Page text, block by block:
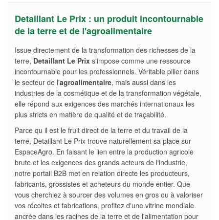
Detaillant Le Prix : un produit incontournable
de la terre et de l'agroalimentaire
Issue directement de la transformation des richesses de la
terre, Detaillant Le Prix s'impose comme une ressource
incontournable pour les professionnels. Véritable pilier dans
le secteur de l'agroalimentaire, mais aussi dans les
industries de la cosmétique et de la transformation végétale,
elle répond aux exigences des marchés internationaux les
plus stricts en matière de qualité et de traçabilité.
Parce qu il est le fruit direct de la terre et du travail de la
terre, Detaillant Le Prix trouve naturellement sa place sur
EspaceAgro. En faisant le lien entre la production agricole
brute et les exigences des grands acteurs de l'industrie,
notre portail B2B met en relation directe les producteurs,
fabricants, grossistes et acheteurs du monde entier. Que
vous cherchiez à sourcer des volumes en gros ou à valoriser
vos récoltes et fabrications, profitez d'une vitrine mondiale
ancrée dans les racines de la terre et de l'alimentation pour